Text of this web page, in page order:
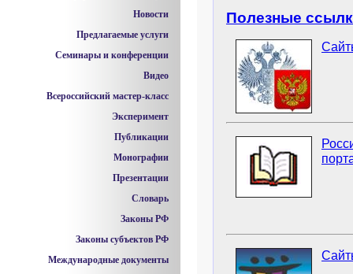
Полезные
Новости
Предлагаемые услуги
Семинары и конференции
Видео
Всероссийский мастер-класс
Эксперимент
Публикации
Монографии
Презентации
Словарь
Законы РФ
Законы субъектов РФ
Международные документы